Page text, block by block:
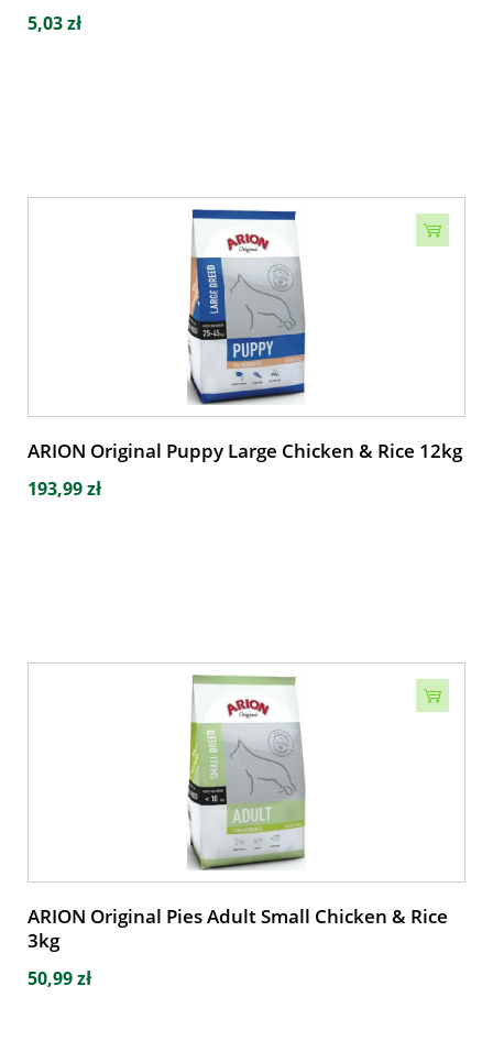
5,03 zł
ARION Original Puppy Large Chicken & Rice 12kg
193,99 zł
ARION Original Pies Adult Small Chicken & Rice
3kg
50,99 zł